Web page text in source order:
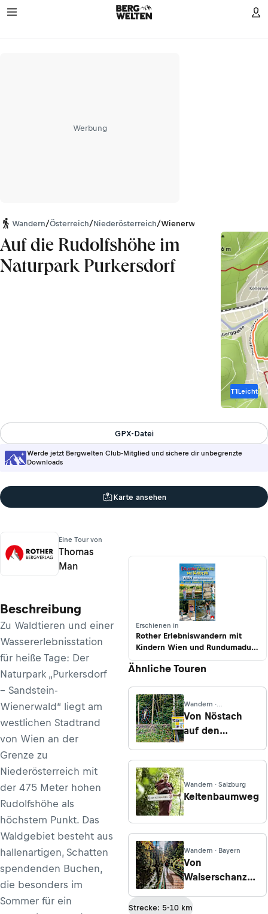
Werbung
Wandern/Österreich/Niederösterreich/Wienerwald
Auf die Rudolfshöhe im
Naturpark Purkersdorf
T1Leicht
Werde jetzt Bergwelten Club-Mitglied und sichere dir unbegrenzte
Downloads
GPX-Datei
Karte ansehen
Eine Tour von
Thomas
Man
Beschreibung
Zu Waldtieren und einer
Wassererlebnisstation
für heiße Tage: Der
Naturpark „Purkersdorf
– Sandstein-
Wienerwald“ liegt am
westlichen Stadtrand
von Wien an der
Grenze zu
Niederösterreich mit
der 475 Meter hohen
Rudolfshöhe als
höchstem Punkt. Das
Waldgebiet besteht aus
hallenartigen, Schatten
spendenden Buchen,
die besonders im
Sommer für ein
Erschienen in
Rother Erlebniswandern mit
Kindern Wien und Rundumadum
mit vielen spannenden
Freizeittipps
Ähnliche Touren
Wandern ·
Niederösterreich
Von Nöstach
auf den
Wandern · Salzburg
Keltenbaumweg
Wandern · Bayern
Von
Walserschanz
Breitachklamm
Strecke: 5-10 km